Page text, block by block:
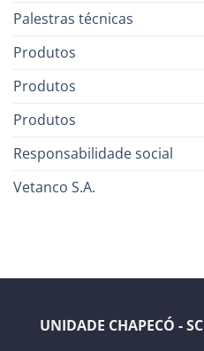
Palestras técnicas
Produtos
Produtos
Produtos
Responsabilidade social
Vetanco S.A.
UNIDADE CHAPECÓ - SC